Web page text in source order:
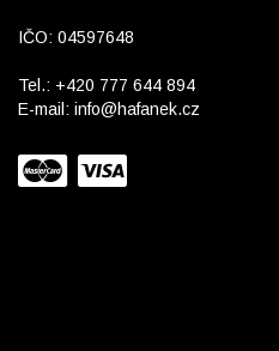
IČO: 04597648
Tel.: +420 777 644 894
E-mail: info@hafanek.cz